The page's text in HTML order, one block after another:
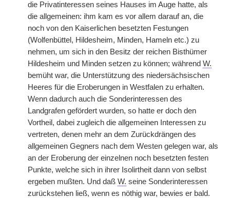
die Privatinteressen seines Hauses im Auge hatte, als
die allgemeinen: ihm kam es vor allem darauf an, die
noch von den Kaiserlichen besetzten Festungen
(Wolfenbüttel, Hildesheim, Minden, Hameln etc.) zu
nehmen, um sich in den Besitz der reichen Bisthümer
Hildesheim und Minden setzen zu können; während W.
bemüht war, die Unterstützung des niedersächsischen
Heeres für die Eroberungen in Westfalen zu erhalten.
Wenn dadurch auch die Sonderinteressen des
Landgrafen gefördert wurden, so hatte er doch den
Vortheil, dabei zugleich die allgemeinen Interessen zu
vertreten, denen mehr an dem Zurückdrängen des
allgemeinen Gegners nach dem Westen gelegen war, als
an der Eroberung der einzelnen noch besetzten festen
Punkte, welche sich in ihrer Isolirtheit dann von selbst
ergeben mußten. Und daß W. seine Sonderinteressen
zurückstehen ließ, wenn es nöthig war, bewies er bald.